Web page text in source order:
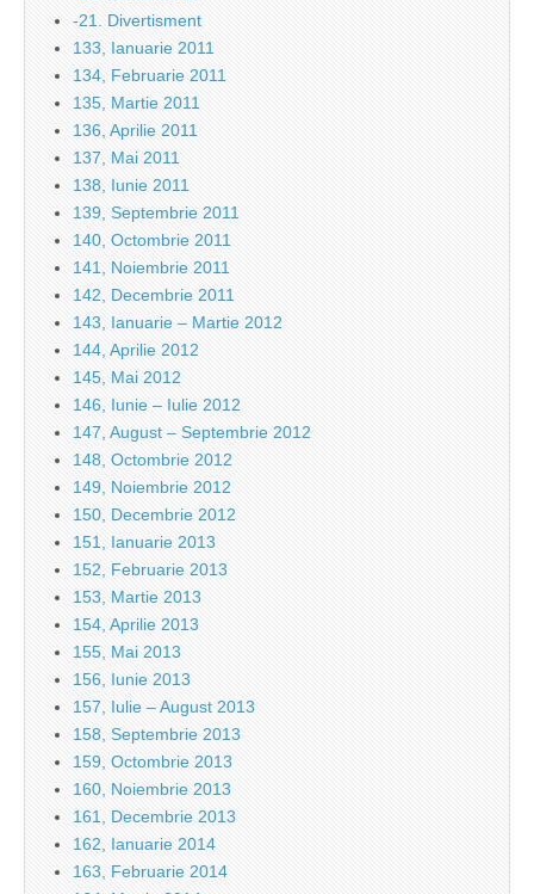
-21. Divertisment
133, Ianuarie 2011
134, Februarie 2011
135, Martie 2011
136, Aprilie 2011
137, Mai 2011
138, Iunie 2011
139, Septembrie 2011
140, Octombrie 2011
141, Noiembrie 2011
142, Decembrie 2011
143, Ianuarie – Martie 2012
144, Aprilie 2012
145, Mai 2012
146, Iunie – Iulie 2012
147, August – Septembrie 2012
148, Octombrie 2012
149, Noiembrie 2012
150, Decembrie 2012
151, Ianuarie 2013
152, Februarie 2013
153, Martie 2013
154, Aprilie 2013
155, Mai 2013
156, Iunie 2013
157, Iulie – August 2013
158, Septembrie 2013
159, Octombrie 2013
160, Noiembrie 2013
161, Decembrie 2013
162, Ianuarie 2014
163, Februarie 2014